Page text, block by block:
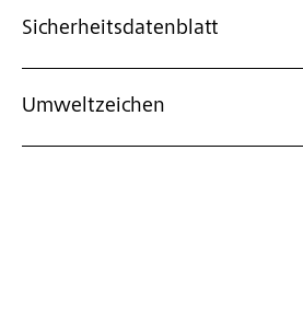
Sicherheitsdatenblatt
Umweltzeichen